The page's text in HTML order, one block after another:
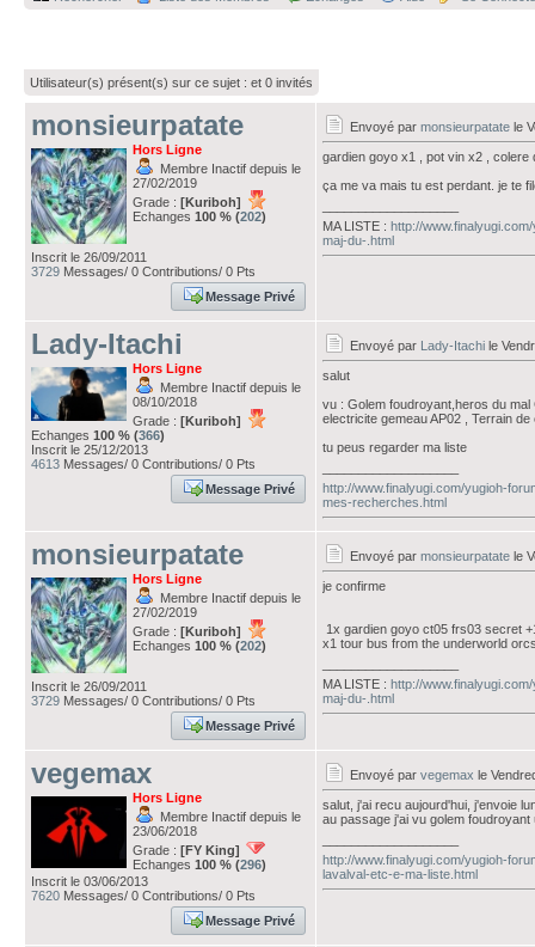
Utilisateur(s) présent(s) sur ce sujet : et 0 invités
monsieurpatate
Hors Ligne
Membre Inactif depuis le
27/02/2019
Grade : [Kuriboh]
Echanges 100 % (202)
Inscrit le 26/09/2011
3729 Messages/ 0 Contributions/ 0 Pts
Message Privé
Envoyé par monsieurpatate le
gardien goyo x1 , pot vin x2 ,
ça me va mais tu est perdant. je te
MA LISTE : http://
maj-du-.html
Lady-Itachi
Hors Ligne
Membre Inactif depuis le
08/10/2018
Grade : [Kuriboh]
Echanges 100 % (366)
Inscrit le 25/12/2013
4613 Messages/ 0 Contributions/ 0 Pts
Message Privé
Envoyé par Lady-Itachi le
salut
vu : Golem foudroyant,heros du
electricite gemeau AP02 , Terrain
tu peus regarder ma liste
http://www.finalyugi.com/yugioh-
mes-recherches.html
monsieurpatate
Hors Ligne
Membre Inactif depuis le
27/02/2019
Grade : [Kuriboh]
Echanges 100 % (202)
Inscrit le 26/09/2011
3729 Messages/ 0 Contributions/ 0 Pts
Message Privé
Envoyé par monsieurpatate le
je confirme
1x gardien goyo ct05 frs03 secret
x1 tour bus from the underworld
MA LISTE : http://
maj-du-.html
vegemax
Hors Ligne
Membre Inactif depuis le
23/06/2018
Grade : [FY King]
Echanges 100 % (296)
Inscrit le 03/06/2013
7620 Messages/ 0 Contributions/ 0 Pts
Message Privé
Envoyé par vegemax le
salut, j'ai recu aujourd'hui, j'envoie
au passage j'ai vu golem foudroyant
http://www.finalyugi.com/yugioh-
lavalval-etc-e-ma-liste.html